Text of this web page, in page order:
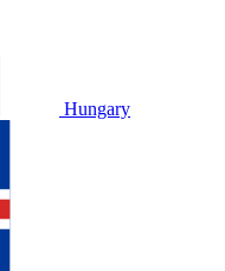
Hungary